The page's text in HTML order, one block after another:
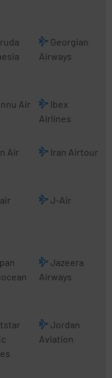
Georgian
Airways
Air
Ibex
Airlines
Air Iran Airtour
J-Air
Jazeera
Airways
Jordan
Aviation